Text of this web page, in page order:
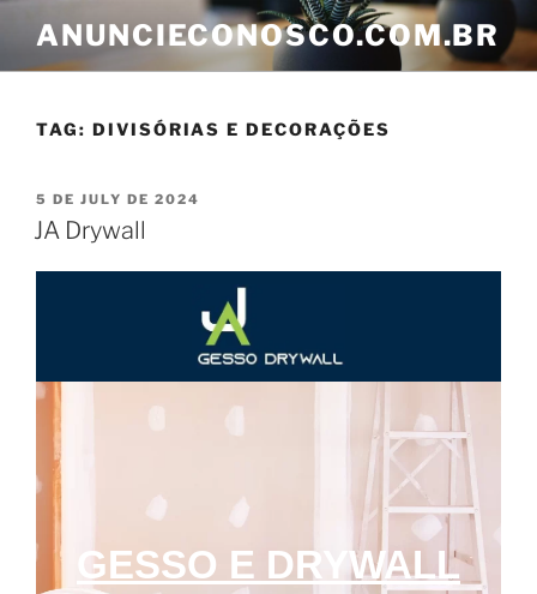
ANUNCIECONOSCO.COM.BR
TAG: DIVISÓRIAS E DECORAÇÕES
5 DE JULY DE 2024
JA Drywall
GESSO E DRYWALL